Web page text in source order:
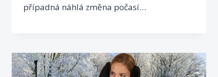
případná náhlá změna počasí…